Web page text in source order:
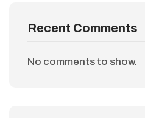
Recent Comments
No comments to show.